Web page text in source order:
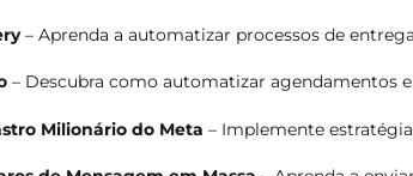
– Aprenda a automatizar processos de
– Descubra como automatizar agendamentos
Milionário do Meta – Implemente